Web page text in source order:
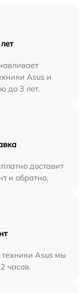
Asus и
до 3 лет.
доставит
и обратно.
Asus мы
часов.